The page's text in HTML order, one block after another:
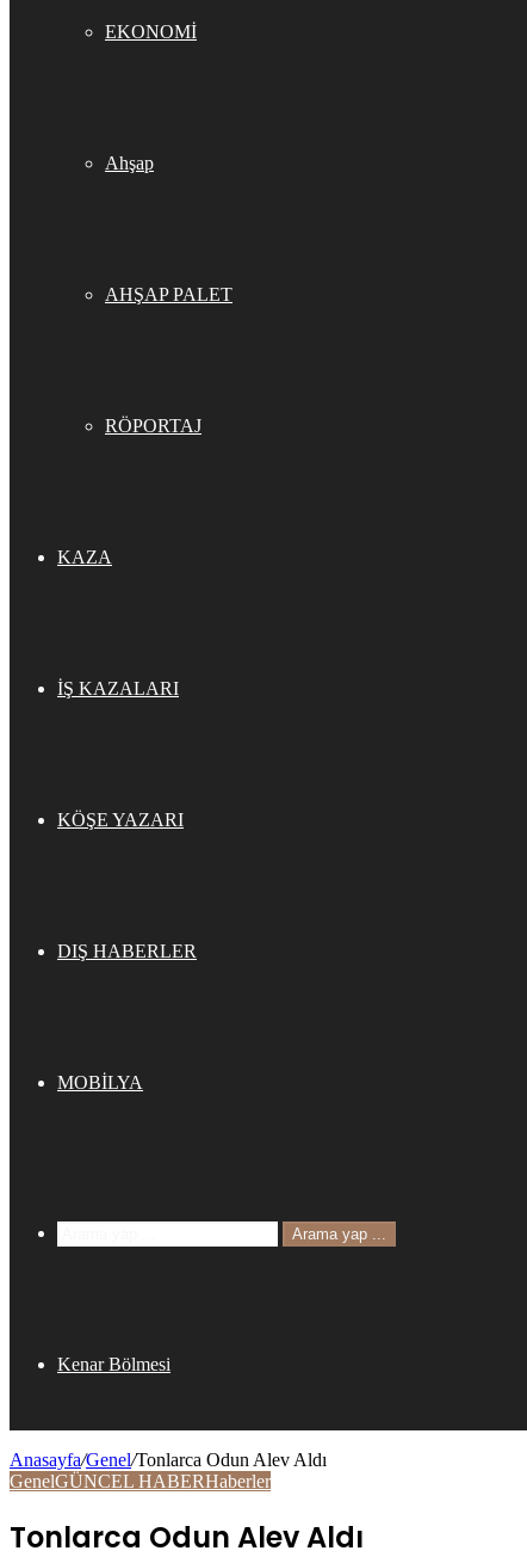
EKONOMİ
Ahşap
AHŞAP PALET
RÖPORTAJ
KAZA
İŞ KAZALARI
KÖŞE YAZARI
DIŞ HABERLER
MOBİLYA
Arama yap ...
Kenar Bölmesi
Anasayfa/Genel/Tonlarca Odun Alev Aldı
GenelGÜNCEL HABERHaberler
Tonlarca Odun Alev Aldı